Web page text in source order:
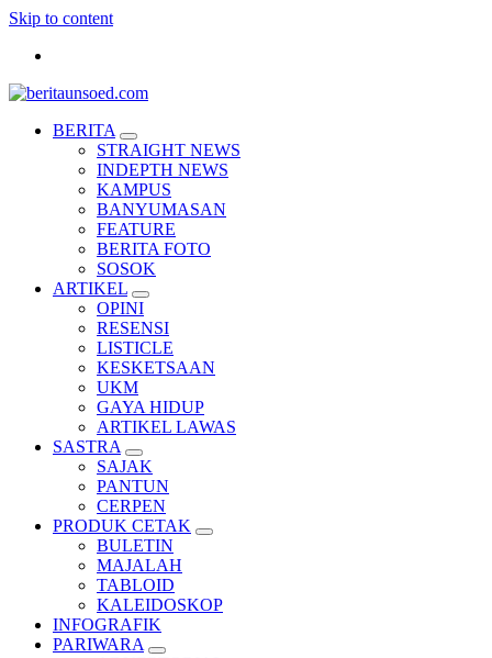
Skip to content
Pemandu Wawasan Almamater
BERITA
STRAIGHT NEWS
INDEPTH NEWS
KAMPUS
BANYUMASAN
FEATURE
BERITA FOTO
SOSOK
ARTIKEL
OPINI
RESENSI
LISTICLE
KESKETSAAN
UKM
GAYA HIDUP
ARTIKEL LAWAS
SASTRA
SAJAK
PANTUN
CERPEN
PRODUK CETAK
BULETIN
MAJALAH
TABLOID
KALEIDOSKOP
INFOGRAFIK
PARIWARA